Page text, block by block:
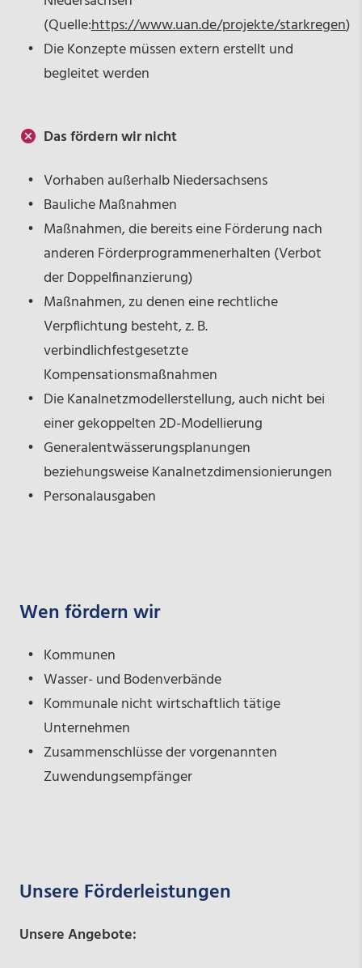
(Quelle:https://www.uan.de/projekte/starkregen)
Die Konzepte müssen extern erstellt und
begleitet werden
Das fördern wir nicht
Vorhaben außerhalb Niedersachsens
Bauliche Maßnahmen
Maßnahmen, die bereits eine Förderung nach
anderen Förderprogrammenerhalten (Verbot
der Doppelfinanzierung)
Maßnahmen, zu denen eine rechtliche
Verpflichtung besteht, z. B.
verbindlichfestgesetzte
Kompensationsmaßnahmen
Die Kanalnetzmodellerstellung, auch nicht bei
einer gekoppelten 2D-Modellierung
Generalentwässerungsplanungen
beziehungsweise Kanalnetzdimensionierungen
Personalausgaben
Wen fördern wir
Kommunen
Wasser- und Bodenverbände
Kommunale nicht wirtschaftlich tätige
Unternehmen
Zusammenschlüsse der vorgenannten
Zuwendungsempfänger
Unsere Förderleistungen
Unsere Angebote: